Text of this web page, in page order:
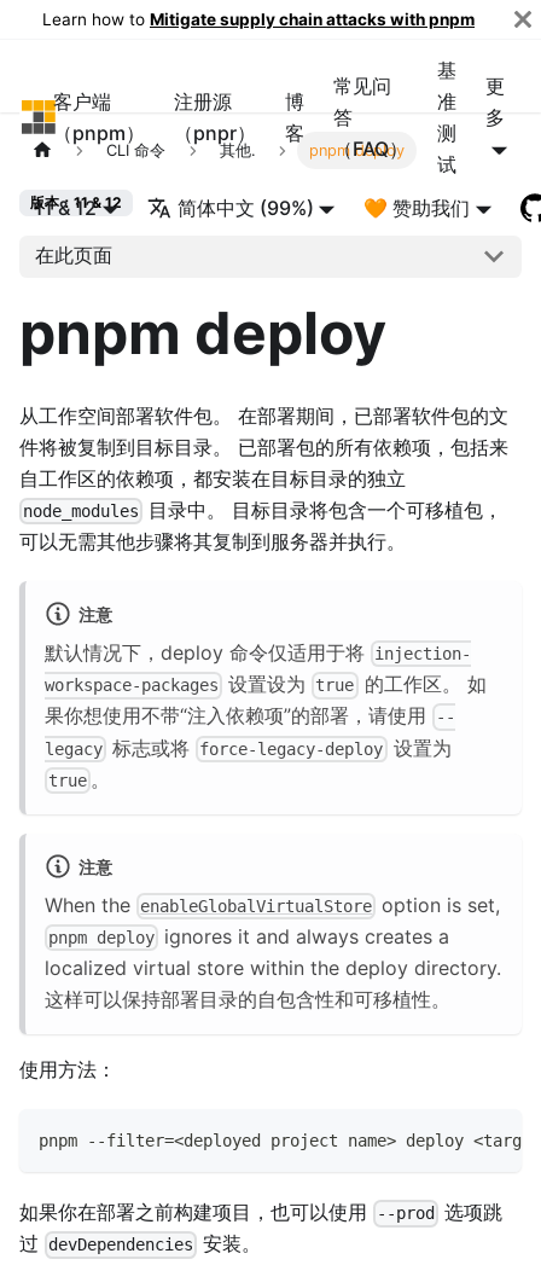
Learn how to Mitigate supply chain attacks with pnpm
pnpm
客户端
（pnpm）
注册源
（pnpr）
博
客
常见问
答
（FAQ）
基
准
测
试
更
多
11 & 12 简体中文 (99%) 🧡 赞助我们
CLI 命令 其他. pnpm deploy
版本：11 & 12
在此页面
pnpm deploy
从工作空间部署软件包。 在部署期间，已部署软件包的文
件将被复制到目标目录。 已部署包的所有依赖项，包括来
自工作区的依赖项，都安装在目标目录的独立
node_modules
目录中。 目标目录将包含一个可移植包，
可以无需其他步骤将其复制到服务器并执行。
注意
默认情况下，deploy 命令仅适用于将 injection-
workspace-packages 设置设为 true
的工作区。 如
果你想使用不带“注入依赖项”的部署，请使用
--
legacy 标志或将 force-legacy-deploy 设置为
true 。
注意
When the enableGlobalVirtualStore option is set,
pnpm deploy ignores it and always creates a
localized virtual store within the deploy directory.
这样可以保持部署目录的自包含性和可移植性。
使用方法：
pnpm --filter=<deployed project name> deploy
如果你在部署之前构建项目，也可以使用 --prod
选项跳
过
devDependencies 安装。